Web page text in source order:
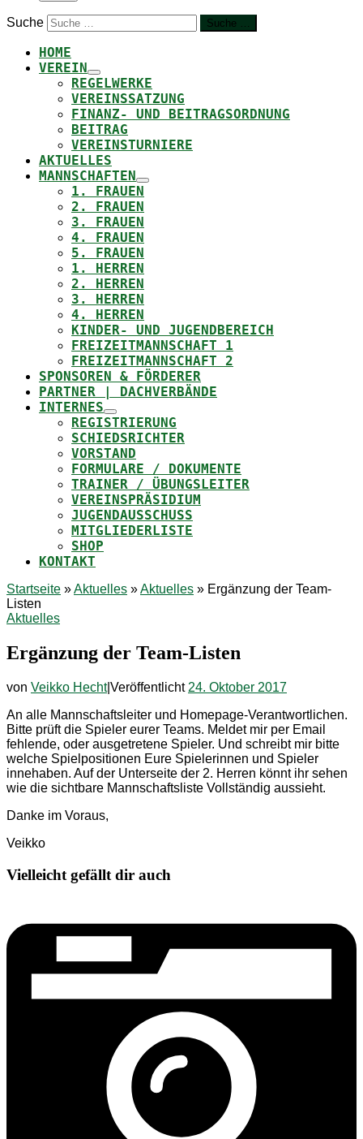
Suche Suche …
HOME
VEREIN
REGELWERKE
VEREINSSATZUNG
FINANZ- UND BEITRAGSORDNUNG
BEITRAG
VEREINSTURNIERE
AKTUELLES
MANNSCHAFTEN
1. FRAUEN
2. FRAUEN
3. FRAUEN
4. FRAUEN
5. FRAUEN
1. HERREN
2. HERREN
3. HERREN
4. HERREN
KINDER- UND JUGENDBEREICH
FREIZEITMANNSCHAFT 1
FREIZEITMANNSCHAFT 2
SPONSOREN & FÖRDERER
PARTNER | DACHVERBÄNDE
INTERNES
REGISTRIERUNG
SCHIEDSRICHTER
VORSTAND
FORMULARE / DOKUMENTE
TRAINER / ÜBUNGSLEITER
VEREINSPRÄSIDIUM
JUGENDAUSSCHUSS
MITGLIEDERLISTE
SHOP
KONTAKT
Startseite »Aktuelles »Aktuelles » Ergänzung der Team-
Listen
Aktuelles
Ergänzung der Team-Listen
von Veikko Hecht|Veröffentlicht 24. Oktober 2017
An alle Mannschaftsleiter und Homepage-Verantwortlichen.
Bitte prüft die Spieler eurer Teams. Meldet mir per Email
fehlende, oder ausgetretene Spieler. Und schreibt mir bitte
welche Spielpositionen Eure Spielerinnen und Spieler
innehaben. Auf der Unterseite der 2. Herren könnt ihr sehen
wie die sichtbare Mannschaftsliste Vollständig aussieht.
Danke im Voraus,
Veikko
Vielleicht gefällt dir auch